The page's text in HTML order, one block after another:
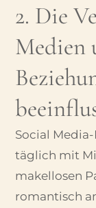
2. Die
Medien
Social
täglich mit
makellosen
romantisch